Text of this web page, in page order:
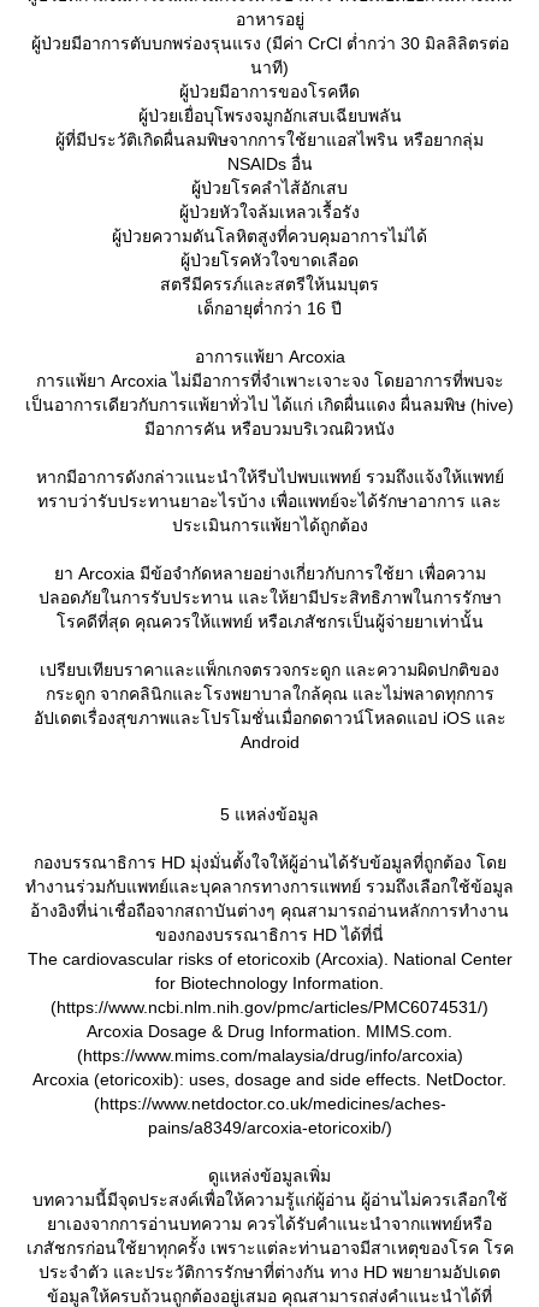
อาหารอยู่
ผู้ป่วยมีอาการตับบกพร่องรุนแรง (มีค่า CrCl ต่ำกว่า 30 มิลลิลิตรต่อ
นาที)
ผู้ป่วยมีอาการของโรคหืด
ผู้ป่วยเยื่อบุโพรงจมูกอักเสบเฉียบพลัน
ผู้ที่มีประวัติเกิดผื่นลมพิษจากการใช้ยาแอสไพริน หรือยากลุ่ม
NSAIDs อื่น
ผู้ป่วยโรคลำไส้อักเสบ
ผู้ป่วยหัวใจล้มเหลวเรื้อรัง
ผู้ป่วยความดันโลหิตสูงที่ควบคุมอาการไม่ได้
ผู้ป่วยโรคหัวใจขาดเลือด
สตรีมีครรภ์และสตรีให้นมบุตร
เด็กอายุต่ำกว่า 16 ปี
อาการแพ้ยา Arcoxia
การแพ้ยา Arcoxia ไม่มีอาการที่จำเพาะเจาะจง โดยอาการที่พบจะ
เป็นอาการเดียวกับการแพ้ยาทั่วไป ได้แก่ เกิดผื่นแดง ผื่นลมพิษ (hive)
มีอาการคัน หรือบวมบริเวณผิวหนัง
หากมีอาการดังกล่าวแนะนำให้รีบไปพบแพทย์ รวมถึงแจ้งให้แพทย์
ทราบว่ารับประทานยาอะไรบ้าง เพื่อแพทย์จะได้รักษาอาการ และ
ประเมินการแพ้ยาได้ถูกต้อง
า Arcoxia มีข้อจำกัดหลายอย่างเกี่ยวกับการใช้ยา เพื่อความ
ปลอดภัยในการรับประทาน และให้ยามีประสิทธิภาพในการรักษา
รคดีที่สุด คุณควรให้แพทย์ หรือเภสัชกรเป็นผู้จ่ายยาเท่านั้น
เปรียบเทียบราคาและแพ็กเกจตรวจกระดูก และความผิดปกติของ
กระดูก จากคลินิกและโรงพยาบาลใกล้คุณ และไม่พลาดทุกการ
อัปเดตเรื่องสุขภาพและโปรโมชั่นเมื่อกดดาวน์โหลดแอป iOS และ
Android
5 แหล่งข้อมูล
กองบรรณาธิการ HD มุ่งมั่นตั้งใจให้ผู้อ่านได้รับข้อมูลที่ถูกต้อง โด
ทำงานร่วมกับแพทย์และบุคลากรทางการแพทย์ รวมถึงเลือกใช้ข้อมูล
อ้างอิงที่น่าเชื่อถือจากสถาบันต่างๆ คุณสามารถอ่านหลักการทำงาน
ของกองบรรณาธิการ HD ได้ที่นี่
The cardiovascular risks of etoricoxib (Arcoxia). National Center
for Biotechnology Information.
(https://www.ncbi.nlm.nih.gov/pmc/articles/PMC6074531/)
Arcoxia Dosage & Drug Information. MIMS.com.
(https://www.mims.com/malaysia/drug/info/arcoxia)
Arcoxia (etoricoxib): uses, dosage and side effects. NetDoctor.
(https://www.netdoctor.co.uk/medicines/aches-
pains/a8349/arcoxia-etoricoxib/)
ดูแหล่งข้อมูลเพิ่ม
บทความนี้มีจุดประสงค์เพื่อให้ความรู้แก่ผู้อ่าน ผู้อ่านไม่ควรเลือกใช้
าเองจากการอ่านบทความ ควรได้รับคำแนะนำจากแพทย์หรือ
เภสัชกรก่อนใช้ยาทุกครั้ง เพราะแต่ละท่านอาจมีสาเหตุของโรค โรค
ประจำตัว และประวัติการรักษาที่ต่างกัน ทาง HD พยายามอัปเดต
ข้อมูลให้ครบถ้วนถูกต้องอยู่เสมอ คุณสามารถส่งคำแนะนำได้ที่